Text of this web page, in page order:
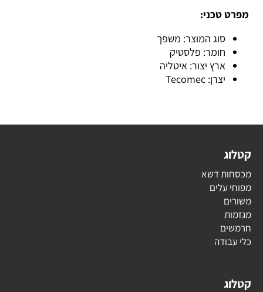
מפרט טכני:
סוג המוצר: משפך
חומר: פלסטיק
ארץ יצור: איטליה
יצרן: Tecomec
קטלוג
מכסחות דשא
מפוחי עלים
משורים
מגזמות
חרמשים
כלי עבודה
קטלוג